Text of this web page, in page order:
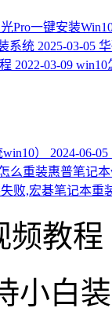
Pro一键安装
系统 2025-03-05
2022-03-09 win10
） 2024-06-05
么重装惠普笔记
败,宏碁笔记本重
频教程
小白